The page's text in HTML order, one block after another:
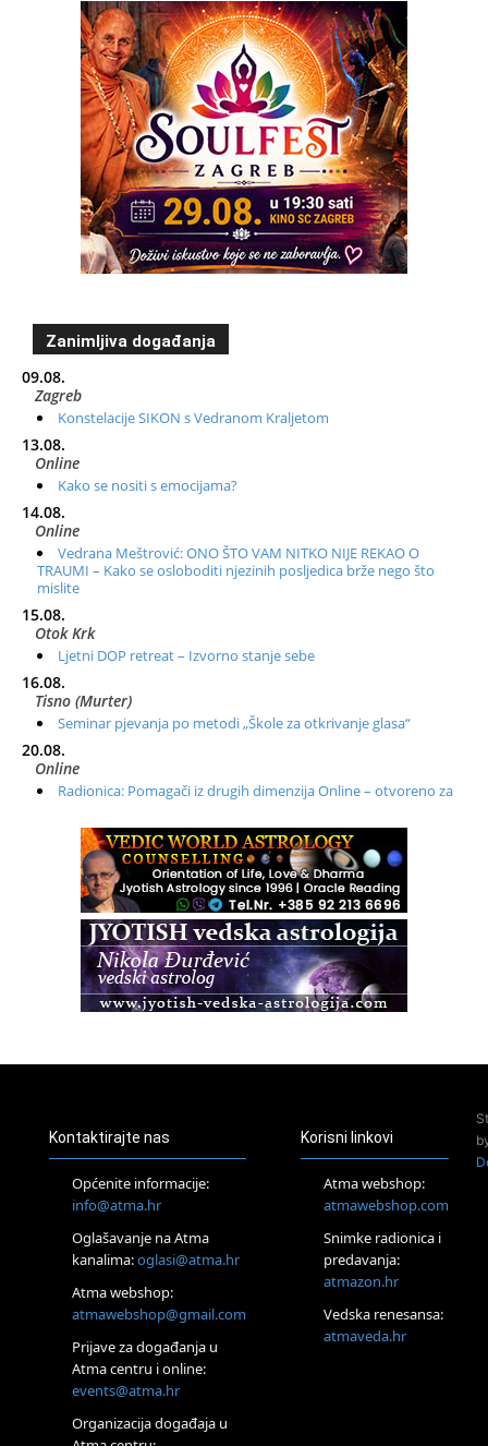
Zanimljiva događanja
09.08.
Zagreb
Konstelacije SIKON s Vedranom Kraljetom
13.08.
Online
Kako se nositi s emocijama?
14.08.
Online
Vedrana Meštrović: ONO ŠTO VAM NITKO NIJE REKAO O
TRAUMI – Kako se osloboditi njezinih posljedica brže nego što
mislite
15.08.
Otok Krk
Ljetni DOP retreat – Izvorno stanje sebe
16.08.
Tisno (Murter)
Seminar pjevanja po metodi „Škole za otkrivanje glasa“
20.08.
Online
Radionica: Pomagači iz drugih dimenzija Online – otvoreno za
Zagreb+Online
Osnovni ThetaHealing® tečaj, Zagreb i Online
Zagreb
Osnovna radionica za izscjeljivanje pranom (Basic Pranic
Healing course)
Access BARS®, otpusti stres
Pjesma srca / Zagreb
Tečaj Višeg Vodstva, razvijanja intuicije i Akaša zapisa
Online
Upisi u program Profesionalni hipnoterapeut — nova
Online
Postanite Nositelj Vibracije Nove Zemlje
Visoko
Alemka Dauskardt – Jednodnevna radionica sistemskih
konstelacija
Kontaktirajte nas
Općenite informacije:
info@atma.hr
Oglašavanje na Atma
kanalima:oglasi@atma.hr
Atma webshop:
atmawebshop@gmail.com
Prijave za događanja u
Atma centru i online:
events@atma.hr
Organizacija događaja u
Korisni linkovi
Atma webshop:
atmawebshop.com
Snimke radionica i
predavanja:
atmazon.hr
Vedska renesansa:
atmaveda.hr